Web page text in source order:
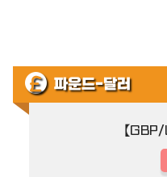
파운드-달러
【